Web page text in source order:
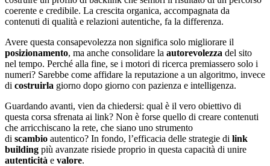
coerente e credibile. La crescita organica, accompagnata da
contenuti di qualità e relazioni autentiche, fa la differenza.
Avere questa consapevolezza non significa solo migliorare il
posizionamento, ma anche consolidare la autorevolezza del sito
nel tempo. Perché alla fine, se i motori di ricerca premiassero solo i
numeri? Sarebbe come affidare la reputazione a un algoritmo, invece
di costruirla giorno dopo giorno con pazienza e intelligenza.
Guardando avanti, vien da chiedersi: qual è il vero obiettivo di
questa corsa sfrenata ai link? Non è forse quello di creare contenuti
che arricchiscano la rete, che siano uno strumento
di scambio autentico? In fondo, l’efficacia delle strategie di link
building più avanzate risiede proprio in questa capacità di unire
autenticità e valore.